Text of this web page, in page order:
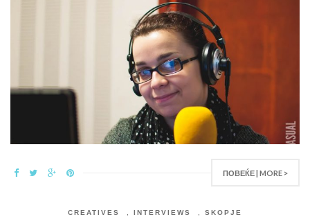
ПОВЕЌЕ | MORE >
CREATIVES INTERVIEWS SKOPJE